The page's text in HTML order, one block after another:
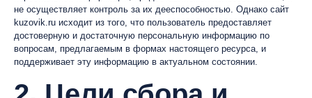
не осуществляет контроль за их дееспособностью. Однако сайт
kuzovik.ru исходит из того, что пользователь предоставляет
достоверную и достаточную персональную информацию по
вопросам, предлагаемым в формах настоящего ресурса, и
поддерживает эту информацию в актуальном состоянии.